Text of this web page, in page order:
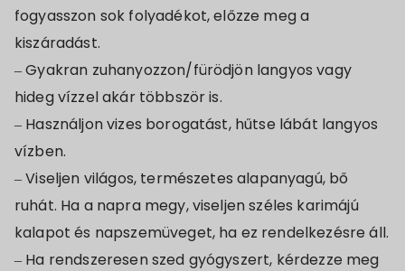
fogyasszon sok folyadékot, előzze meg a
kiszáradást.
– Gyakran zuhanyozzon/fürödjön langyos vagy
hideg vízzel akár többször is.
– Használjon vizes borogatást, hűtse lábát langyos
vízben.
– Viseljen világos, természetes alapanyagú, bő
ruhát. Ha a napra megy, viseljen széles karimájú
kalapot és napszemüveget, ha ez rendelkezésre áll.
– Ha rendszeresen szed gyógyszert, kérdezze meg